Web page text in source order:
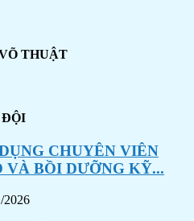
THUẬT
ĐỘI
CHUYÊN VIÊN
VÀ BỒI DƯỠNG KỸ...
2026